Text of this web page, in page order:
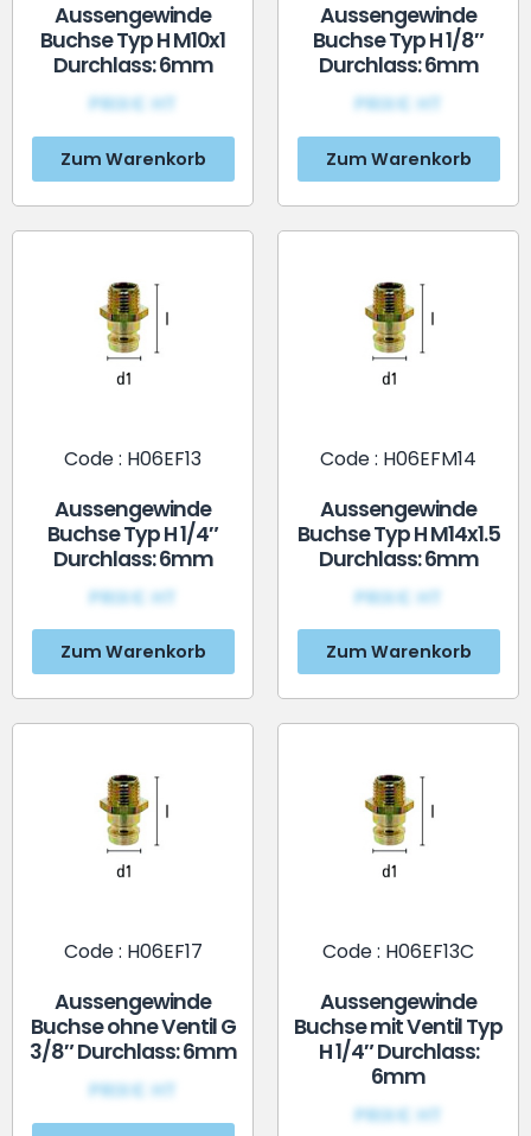
Aussengewinde
Buchse Typ H M10x1
Durchlass: 6mm
PRIX€ HT
Zum Warenkorb
Aussengewinde
Buchse Typ H 1/8″
Durchlass: 6mm
PRIX€ HT
Zum Warenkorb
Code : H06EF13
Aussengewinde
Buchse Typ H 1/4″
Durchlass: 6mm
PRIX€ HT
Zum Warenkorb
Code : H06EFM14
Aussengewinde
Buchse Typ H M14x1.5
Durchlass: 6mm
PRIX€ HT
Zum Warenkorb
Code : H06EF17
Aussengewinde
Buchse ohne Ventil G
3/8″ Durchlass: 6mm
PRIX€ HT
Code : H06EF13C
Aussengewinde
Buchse mit Ventil Typ
H 1/4″ Durchlass:
6mm
PRIX€ HT